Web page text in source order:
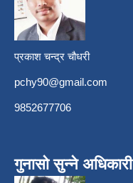
प्रकाश चन्द्र चौधरी
pchy90@gmail.com
9852677706
गुनासो सुन्ने अधिकारी